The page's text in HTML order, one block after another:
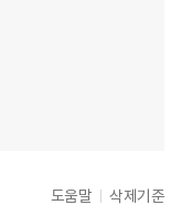
도움말 삭제기준